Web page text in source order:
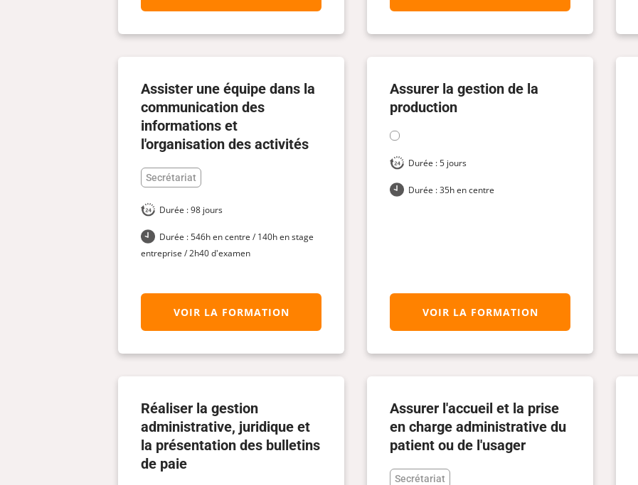
Assister une équipe dans la
communication des
informations et
l'organisation des activités
Secrétariat
Durée : 98 jours
Durée : 546h en centre / 140h en stage
entreprise / 2h40 d'examen
VOIR LA FORMATION
Assurer la gestion de la
production
Durée : 5 jours
Durée : 35h en centre
VOIR LA FORMATION
Réaliser la gestion
administrative, juridique et
la présentation des bulletins
de paie
Assurer l'accueil et la prise
en charge administrative du
patient ou de l'usager
Secrétariat